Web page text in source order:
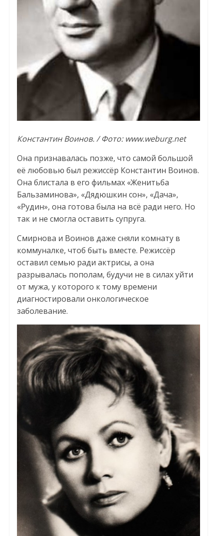
Константин Воинов. / Фото: www.weburg.net
Она признавалась позже, что самой большой
её любовью был режиссёр Константин Воинов.
Она блистала в его фильмах «Женитьба
Бальзаминова», «Дядюшкин сон», «Дача»,
«Рудин», она готова была на всё ради него. Но
так и не смогла оставить супруга.
Смирнова и Воинов даже сняли комнату в
коммуналке, чтоб быть вместе. Режиссёр
оставил семью ради актрисы, а она
разрывалась пополам, будучи не в силах уйти
от мужа, у которого к тому времени
диагностировали онкологическое
заболевание.